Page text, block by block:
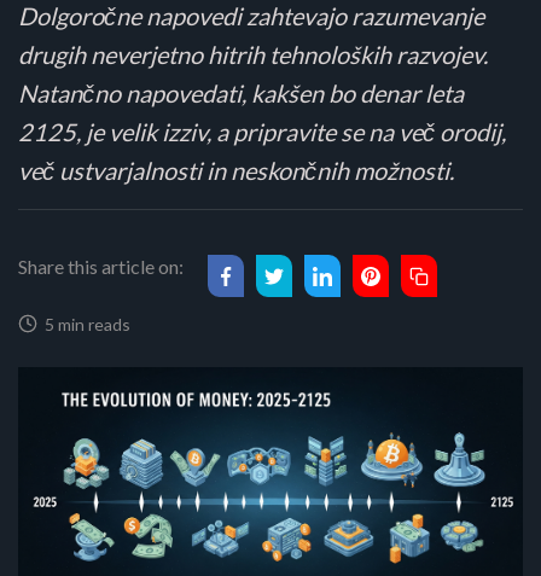
Dolgoročne napovedi zahtevajo razumevanje
drugih neverjetno hitrih tehnoloških razvojev.
Natančno napovedati, kakšen bo denar leta
2125, je velik izziv, a pripravite se na več orodij,
več ustvarjalnosti in neskončnih možnosti.
Share this article on:
5 min reads